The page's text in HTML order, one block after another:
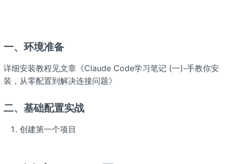
一、环境准备
详细安装教程见文章《Claude Code学习笔记 (一)-手教你安
装，从零配置到解决连接问题》
二、基础配置实战
创建第一个项目